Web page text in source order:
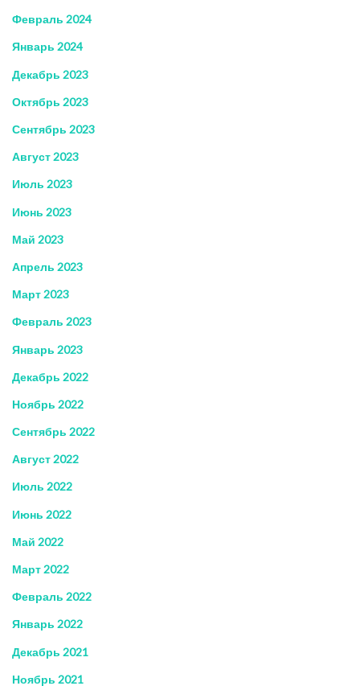
Февраль 2024
Январь 2024
Декабрь 2023
Октябрь 2023
Сентябрь 2023
Август 2023
Июль 2023
Июнь 2023
Май 2023
Апрель 2023
Март 2023
Февраль 2023
Январь 2023
Декабрь 2022
Ноябрь 2022
Сентябрь 2022
Август 2022
Июль 2022
Июнь 2022
Май 2022
Март 2022
Февраль 2022
Январь 2022
Декабрь 2021
Ноябрь 2021